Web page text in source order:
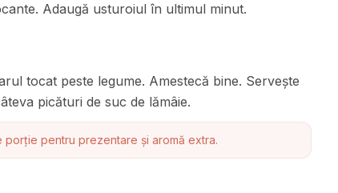
Adaugă usturoiul în ultimul minut.
tocat peste legume. Amestecă bine. Servește
picături de suc de lămâie.
pentru prezentare și aromă extra.